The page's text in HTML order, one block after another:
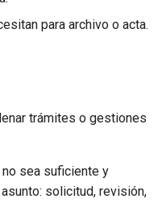
para archivo o acta.
trámites o gestiones
no sea suficiente y
solicitud, revisión,